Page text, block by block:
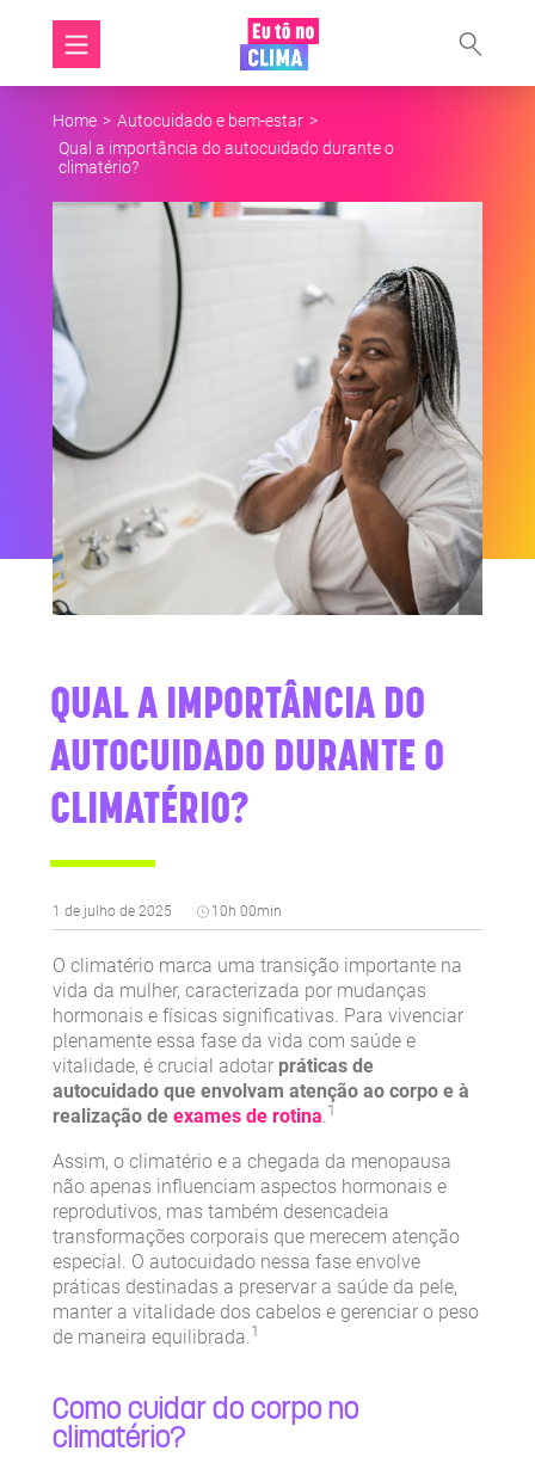
Home > Autocuidado e bem-estar >
Qual a importância do autocuidado durante o
climatério?
QUAL A IMPORTÂNCIA DO
AUTOCUIDADO DURANTE O
CLIMATÉRIO?
1 de julho de 2025 10h 00min
O climatério marca uma transição importante na
vida da mulher, caracterizada por mudanças
hormonais e físicas significativas. Para vivenciar
plenamente essa fase da vida com saúde e
vitalidade, é crucial adotar práticas de
autocuidado que envolvam atenção ao corpo e à
realização de exames de rotina 1
Assim, o climatério e a chegada da menopausa
não apenas influenciam aspectos hormonais e
reprodutivos, mas também desencadeia
transformações corporais que merecem atenção
especial. O autocuidado nessa fase envolve
práticas destinadas a preservar a saúde da pele,
manter a vitalidade dos cabelos e gerenciar o peso
de maneira equilibrada.1
Como cuidar do corpo no
climatério?